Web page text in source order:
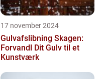
17 november 2024
Gulvafslibning Skagen:
Forvandl Dit Gulv til et
Kunstværk